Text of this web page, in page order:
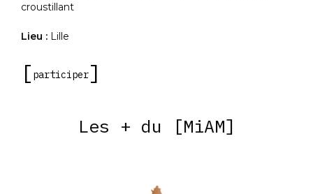
croustillant
Lieu : Lille
participer
Les + du [MiAM]